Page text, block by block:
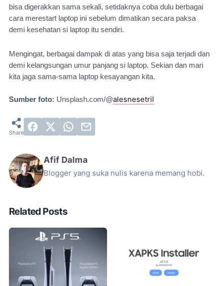
bisa digerakkan sama sekali, setidaknya coba dulu berbagai
cara merestart laptop ini sebelum dimatikan secara paksa
demi kesehatan si laptop itu sendiri.
Mengingat, berbagai dampak di atas yang bisa saja terjadi dan
demi kelangsungan umur panjang si laptop. Sekian dan mari
kita jaga sama-sama laptop kesayangan kita.
Sumber foto: Unsplash.com/@alesnesetril
Afif Dalma
Blogger yang suka nulis karena memang hobi.
Related Posts